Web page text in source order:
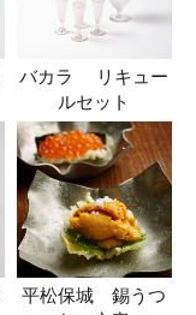
バカラ リキュー
ルセット
平松保城 錫うつ